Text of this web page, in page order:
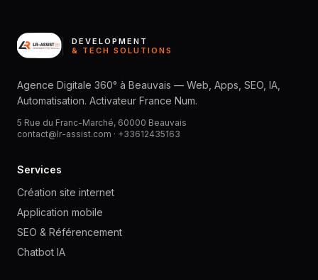
DEVELOPMENT
& TECH SOLUTIONS
Agence Digitale 360° à Beauvais — Web, Apps, SEO, IA,
Automatisation. Activateur France Num.
5 Rue du Franc-Marché, 60000 Beauvais
contact@lr-assist.com · +33612435163
Services
Création site internet
Application mobile
SEO & Référencement
Chatbot IA